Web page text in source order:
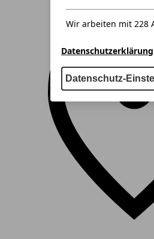
Wir arbeiten mit 228
Datenschutzerklärung
Datenschutz-